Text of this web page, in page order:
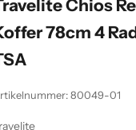
Chios
78cm 4
80049-01